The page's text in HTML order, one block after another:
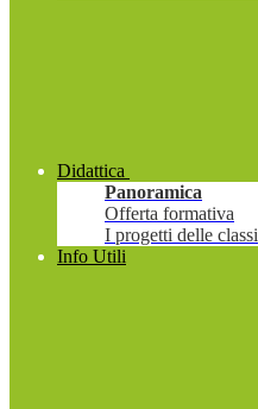
Didattica
Panoramica
Offerta formativa
I progetti delle classi
Info Utili